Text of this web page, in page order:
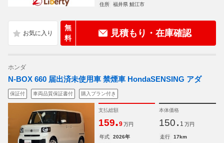
住所
福井県 鯖江市
無
料
見積もり・在庫確認
ホンダ
N-BOX 660 届出済未使用車 禁煙車 HondaSENSING アダ
保証付 車両品質保証書付 購入プラン付き
支払総額
159.9 万円
本体価格
150. 1 万円
年式 2026年 走行
17km